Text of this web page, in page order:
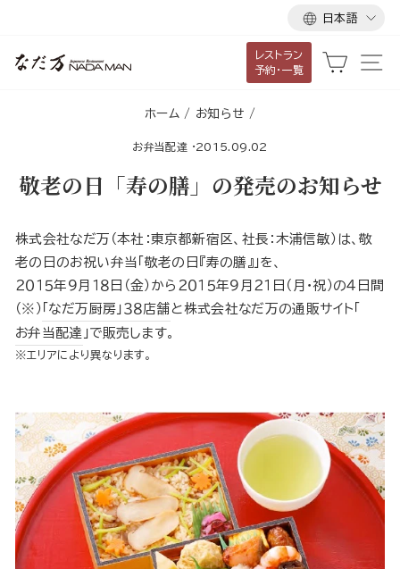
言
語
日本語
レストラン
予約・一覧
カート
ホーム / お知らせ /
お弁当配達 ·2015.09.02
敬老の日「寿の膳」の発売のお知らせ
株式会社なだ万（本社：東京都新宿区、社長：木浦信敏）は、敬
老の日のお祝い弁当「敬老の日『寿の膳』」を、
２０１５年９月１８日（金）から２０１５年９月２１日（月・祝）の４日間
（※） 「なだ万厨房」３８店舗 と株式会社なだ万の通販サイト「
お弁当配達 」で販売します。
※エリアにより異なります。